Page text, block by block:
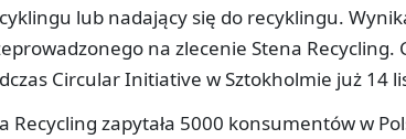
lub nadający się do recyklingu.
na zlecenie Stena Recycling.
Circular Initiative w Sztokholmie już 14
Recycling zapytała 5000 konsumentów w